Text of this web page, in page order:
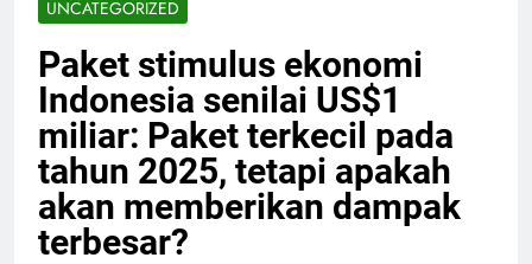
UNCATEGORIZED
Paket stimulus ekonomi
Indonesia senilai US$1
miliar: Paket terkecil pada
tahun 2025, tetapi apakah
akan memberikan dampak
terbesar?